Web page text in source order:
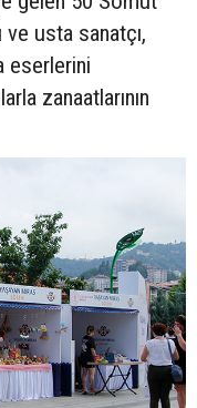
ve usta sanatçı,
eserlerini
zanaatlarının